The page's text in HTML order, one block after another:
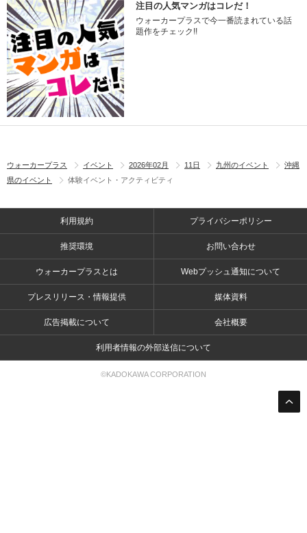
注目の人気マンガはコレだ！
ウォーカープラスで今一番読まれている話
題作をチェック!!
ウォーカープラス イベント 2026年02月 11日 九州のイベント
沖縄
県のイベント
体験イベント・アクティビティ
利用規約 プライバシーポリシー
推奨環境 お問い合わせ
ウォーカープラスとは Webプッシュ通知について
プレスリリース・情報提供 媒体資料
広告掲載について 会社概要
利用者情報の外部送信について
©KADOKAWA CORPORATION